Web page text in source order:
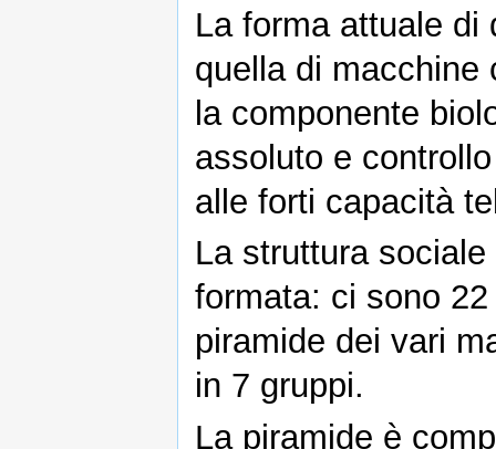
La forma attuale di
quella di macchine
la componente
assoluto e
alle forti capacità
La struttura
formata: ci sono
piramide dei vari
in 7 gruppi.
La piramide è